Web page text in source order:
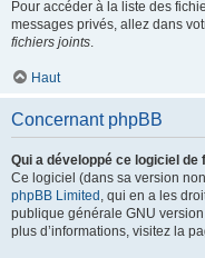
Pour accéder à la liste des
messages privés, allez dans
fichiers joints.
Haut
Concernant phpBB
Qui a développé ce logiciel de
Ce logiciel (dans sa version
phpBB Limited , qui en a les
publique générale GNU
plus d’informations, visitez la